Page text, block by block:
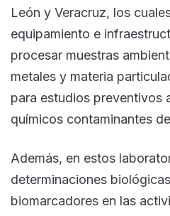
León y Veracruz, los
equipamiento e
procesar muestras
metales y materia
para estudios preventivos
químicos contaminantes
Además, en estos
determinaciones
biomarcadores en las